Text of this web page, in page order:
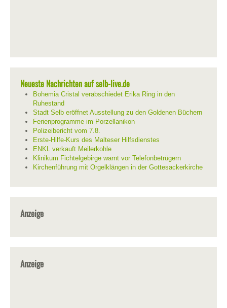
Neueste Nachrichten auf selb-live.de
Bohemia Cristal verabschiedet Erika Ring in den
Ruhestand
Stadt Selb eröffnet Ausstellung zu den Goldenen Büchern
Ferienprogramme im Porzellanikon
Polizeibericht vom 7.8.
Erste-Hilfe-Kurs des Malteser Hilfsdienstes
ENKL verkauft Meilerkohle
Klinikum Fichtelgebirge warnt vor Telefonbetrügern
Kirchenführung mit Orgelklängen in der Gottesackerkirche
Anzeige
Anzeige